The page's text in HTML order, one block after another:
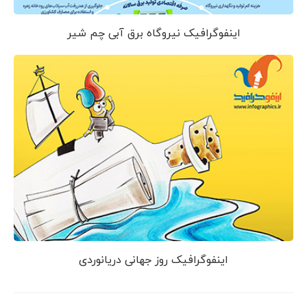
اینفوگرافیک نیروگاه برق آبی چم شیر
اینفوگرافیک روز جهانی دریانوردی